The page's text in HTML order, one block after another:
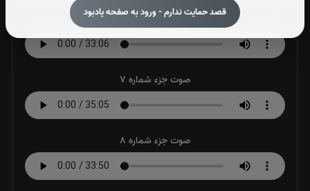
قصد حمایت ندارم - ورود به صفحه یادبود
صوت جزء شماره 6
صوت جزء شماره 7
صوت جزء شماره 8